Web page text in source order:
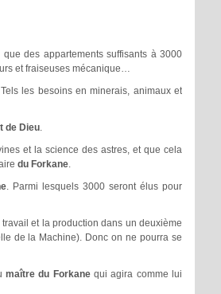
des appartements suffisants à 3000
et fraiseuses mécanique…
les besoins en minerais, animaux et
de Dieu.
et la science des astres, et que cela
du Forkane.
. Parmi lesquels 3000 seront élus pour
et la production dans un deuxième
de la Machine). Donc on ne pourra se
maître du Forkanequi agira comme lui